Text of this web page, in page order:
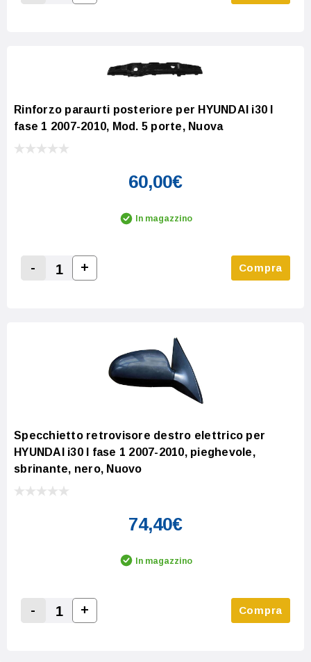
Decrease Quantity:
Increase Quantity:
Rinforzo paraurti posteriore per HYUNDAI i30 I
fase 1 2007-2010, Mod. 5 porte, Nuova
60,00€
In magazzino
Decrease Quantity:
-
Increase Quantity:
+ Compra
Specchietto retrovisore destro elettrico per
HYUNDAI i30 I fase 1 2007-2010, pieghevole,
sbrinante, nero, Nuovo
74,40€
In magazzino
Decrease Quantity:
-
Increase Quantity:
+ Compra